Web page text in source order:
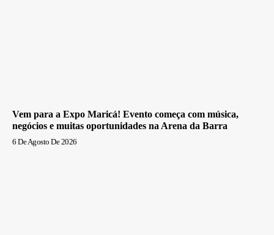
Vem para a Expo Maricá! Evento começa com música,
negócios e muitas oportunidades na Arena da Barra
6 De Agosto De 2026